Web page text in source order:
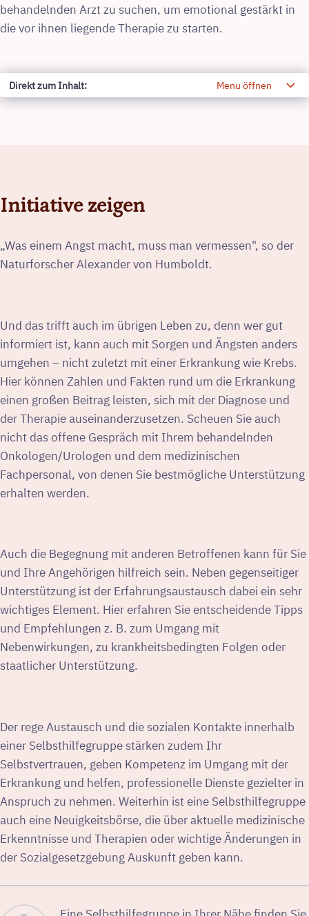
behandelnden Arzt zu suchen, um emotional gestärkt in
die vor ihnen liegende Therapie zu starten.
Direkt zum Inhalt: Menu öffnen expand_more
Initiative zeigen
„Was einem Angst macht, muss man vermessen", so der
Naturforscher Alexander von Humboldt.
Und das trifft auch im übrigen Leben zu, denn wer gut
informiert ist, kann auch mit Sorgen und Ängsten anders
umgehen – nicht zuletzt mit einer Erkrankung wie Krebs.
Hier können Zahlen und Fakten rund um die Erkrankung
einen großen Beitrag leisten, sich mit der Diagnose und
der Therapie auseinanderzusetzen. Scheuen Sie auch
nicht das offene Gespräch mit Ihrem behandelnden
Onkologen/Urologen und dem medizinischen
Fachpersonal, von denen Sie bestmögliche Unterstützung
erhalten werden.
Auch die Begegnung mit anderen Betroffenen kann für Sie
und Ihre Angehörigen hilfreich sein. Neben gegenseitiger
Unterstützung ist der Erfahrungsaustausch dabei ein sehr
wichtiges Element. Hier erfahren Sie entscheidende Tipps
und Empfehlungen z. B. zum Umgang mit
Nebenwirkungen, zu krankheitsbedingten Folgen oder
staatlicher Unterstützung.
Der rege Austausch und die sozialen Kontakte innerhalb
einer Selbsthilfegruppe stärken zudem Ihr
Selbstvertrauen, geben Kompetenz im Umgang mit der
Erkrankung und helfen, professionelle Dienste gezielter in
Anspruch zu nehmen. Weiterhin ist eine Selbsthilfegruppe
auch eine Neuigkeitsbörse, die über aktuelle medizinische
Erkenntnisse und Therapien oder wichtige Änderungen in
der Sozialgesetzgebung Auskunft geben kann.